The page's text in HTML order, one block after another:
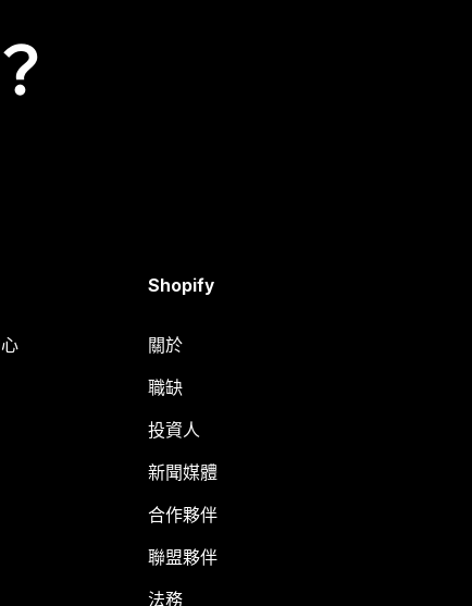
Shopify
關於
職缺
投資人
新聞媒體
合作夥伴
聯盟夥伴
法務